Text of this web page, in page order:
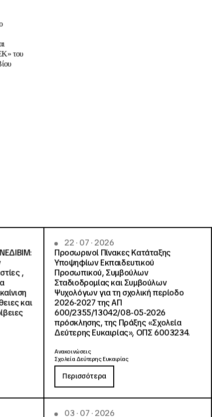
του
,
και
22 · 07 · 2026
Προσωρινοί Πίνακες Κατάταξης
Υποψηφίων Εκπαιδευτικού
Προσωπικού, Συμβούλων
Σταδιοδρομίας και Συμβούλων
Ψυχολόγων για τη σχολική περίοδο
2026-2027 της ΑΠ
600/2355/13042/08-05-2026
πρόσκλησης, της Πράξης «Σχολεία
Δεύτερης Ευκαιρίας», ΟΠΣ 6003234.
Ανακοινώσεις
Σχολεία Δεύτερης Ευκαιρίας
Περισσότερα
03 · 07 · 2026